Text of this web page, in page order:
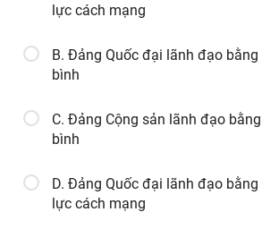
lực cách mạng
B. Đảng Quốc đại lãnh đạo
bình
C. Đảng Cộng sản lãnh đạo
bình
D. Đảng Quốc đại lãnh đạo
lực cách mạng